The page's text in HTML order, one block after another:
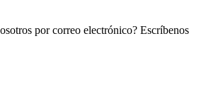
por correo electrónico? Escríbenos